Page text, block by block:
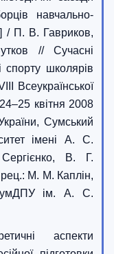
навчально-
/ П. В. Гавриков,
// Сучасні
спорту школярів
Всеукраїнської
квітня 2008
Сумський
імені А. С.
В. Г.
М. М. Каплін,
ім. А. С.
аспекти